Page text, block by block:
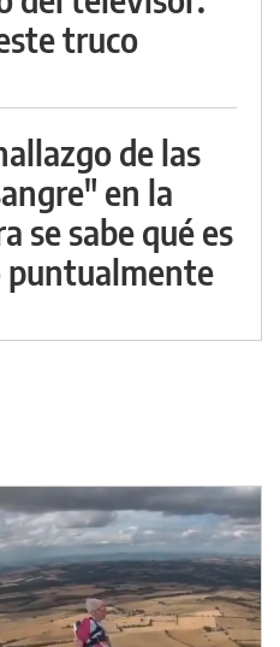
truco
de las
en la
se sabe qué es
puntualmente